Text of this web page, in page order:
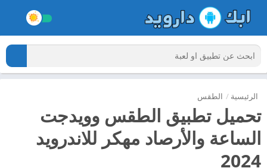
الرئيسية / الطقس
تحميل تطبيق الطقس وويدجت
الساعة والأرصاد مهكر للاندرويد
2024